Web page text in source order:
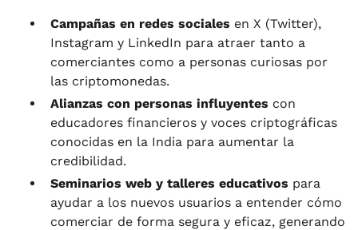
Campañas en redes sociales en X (Twitter),
Instagram y LinkedIn para atraer tanto a
comerciantes como a personas curiosas por
las criptomonedas.
Alianzas con personas influyentes con
educadores financieros y voces criptográficas
conocidas en la India para aumentar la
credibilidad.
Seminarios web y talleres educativos para
ayudar a los nuevos usuarios a entender cómo
comerciar de forma segura y eficaz, generando